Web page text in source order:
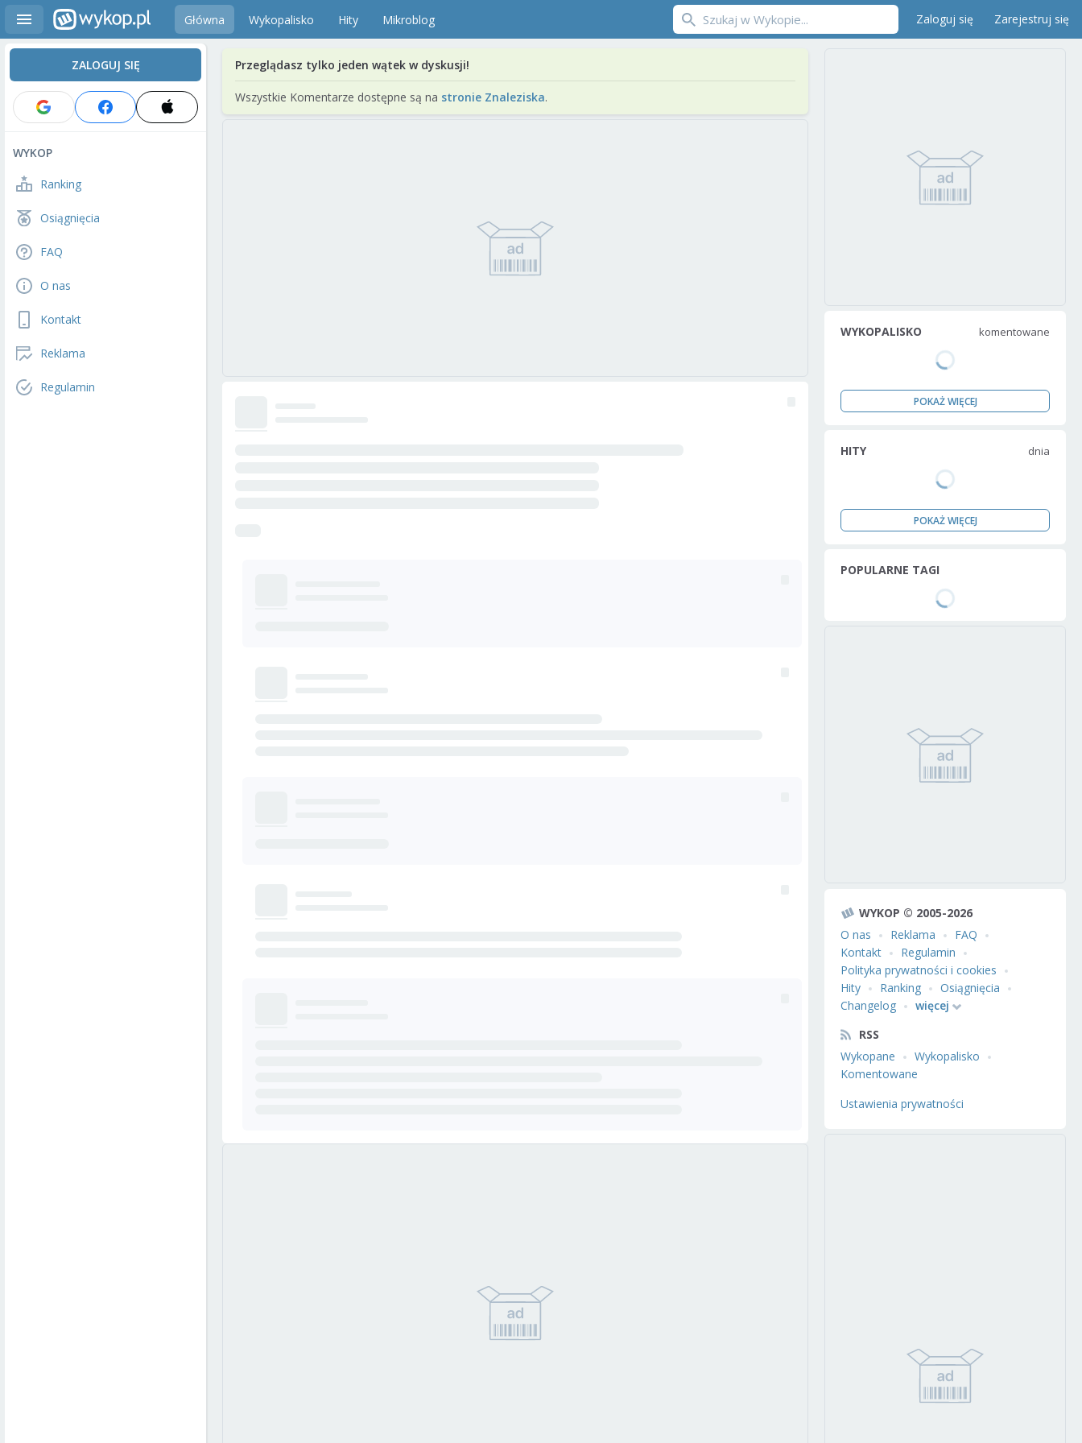
Główna Wykopalisko Hity Mikroblog Zaloguj się Zarejestruj się
ZALOGUJ SIĘ
WYKOP
Ranking
Osiągnięcia
FAQ
O nas
Kontakt
Reklama
Regulamin
Przeglądasz tylko jeden wątek w dyskusji!
Wszystkie Komentarze dostępne są na stronie Znaleziska.
WYKOPALISKO komentowane
POKAŻ WIĘCEJ
HITY dnia
POKAŻ WIĘCEJ
POPULARNE TAGI
WYKOP © 2005-2026
O nas
Reklama
FAQ
Kontakt
Regulamin
Polityka prywatności i cookies
Hity
Ranking
Osiągnięcia
Changelog
więcej
RSS
Wykopane
Wykopalisko
Komentowane
Ustawienia prywatności